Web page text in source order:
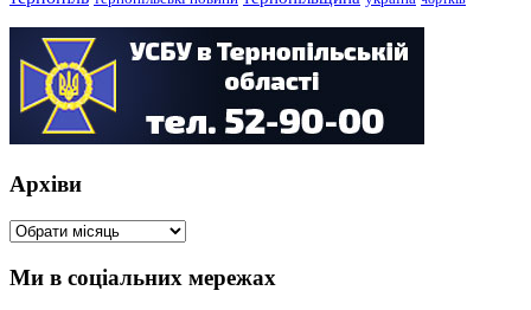
Архіви
Архіви
Ми в соціальних мережах